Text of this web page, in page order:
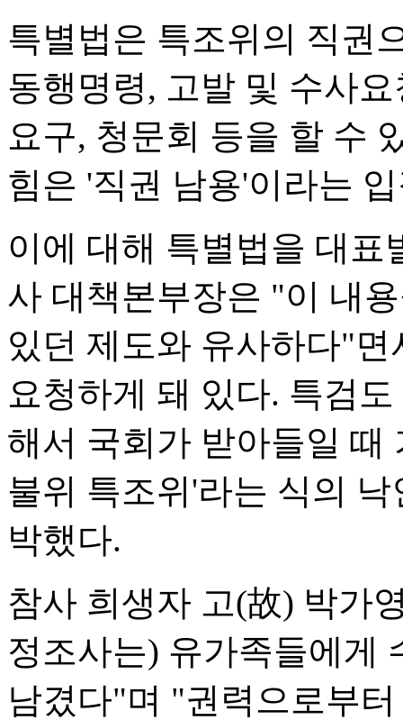
특별법은 특조위의 직권
동행명령, 고발 및 수사
요구, 청문회 등을 할 수
힘은 '직권 남용'이라는
이에 대해 특별법을 대
사 대책본부장은 "이 내
있던 제도와 유사하다"
요청하게 돼 있다. 특검
해서 국회가 받아들일 때
불위 특조위'라는 식의
박했다.
참사 희생자 고(故) 박가
정조사는) 유가족들에게
남겼다"며 "권력으로부